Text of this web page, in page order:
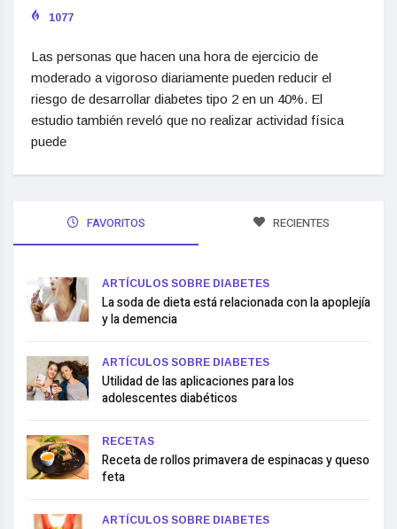
1077
Las personas que hacen una hora de ejercicio de
moderado a vigoroso diariamente pueden reducir el
riesgo de desarrollar diabetes tipo 2 en un 40%. El
estudio también reveló que no realizar actividad física
puede
FAVORITOS RECIENTES
ARTÍCULOS SOBRE DIABETES
La soda de dieta está relacionada con la apoplejía
y la demencia
ARTÍCULOS SOBRE DIABETES
Utilidad de las aplicaciones para los
adolescentes diabéticos
RECETAS
Receta de rollos primavera de espinacas y queso
feta
ARTÍCULOS SOBRE DIABETES